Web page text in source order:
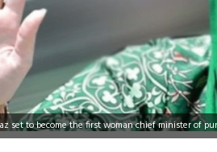
set to become the first woman chief minister of